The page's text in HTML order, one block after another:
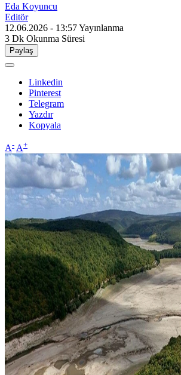
Eda Koyuncu
Editör
12.06.2026 - 13:57Yayınlanma
3 Dk Okunma Süresi
Paylaş
Linkedin
Pinterest
Telegram
Yazdır
Kopyala
A- A+